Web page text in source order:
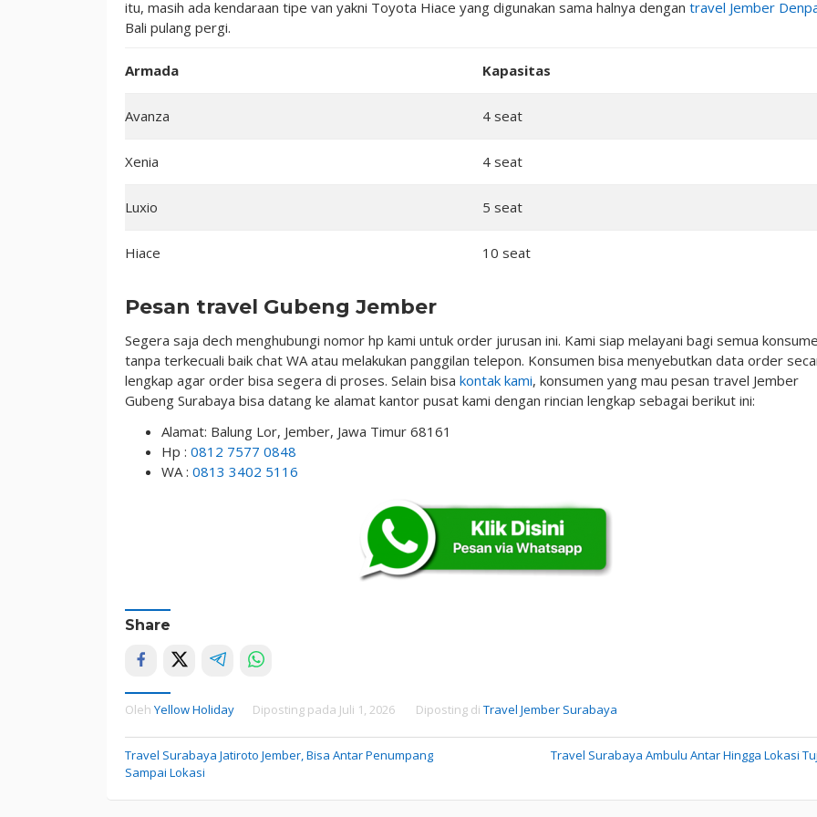
itu, masih ada kendaraan tipe van yakni Toyota Hiace yang digunakan sama halnya dengan travel Jember
Bali pulang pergi.
Armada Kapasitas
Avanza 4 seat
Xenia 4 seat
Luxio 5 seat
Hiace 10 seat
Pesan travel Gubeng Jember
Segera saja dech menghubungi nomor hp kami untuk order jurusan ini. Kami siap melayani bagi semua
tanpa terkecuali baik chat WA atau melakukan panggilan telepon. Konsumen bisa menyebutkan data order
lengkap agar order bisa segera di proses. Selain bisa kontak kami, konsumen yang mau pesan travel Jember
Gubeng Surabaya bisa datang ke alamat kantor pusat kami dengan rincian lengkap sebagai berikut ini:
Alamat: Balung Lor, Jember, Jawa Timur 68161
Hp : 0812 7577 0848
WA : 0813 3402 5116
Share
Oleh Yellow Holiday Diposting pada Juli 1, 2026 Diposting di Travel Jember Surabaya
Navigasi
pos
Travel Surabaya Jatiroto Jember, Bisa Antar Penumpang
Sampai Lokasi
Travel Surabaya Ambulu Antar Hingga Lokasi